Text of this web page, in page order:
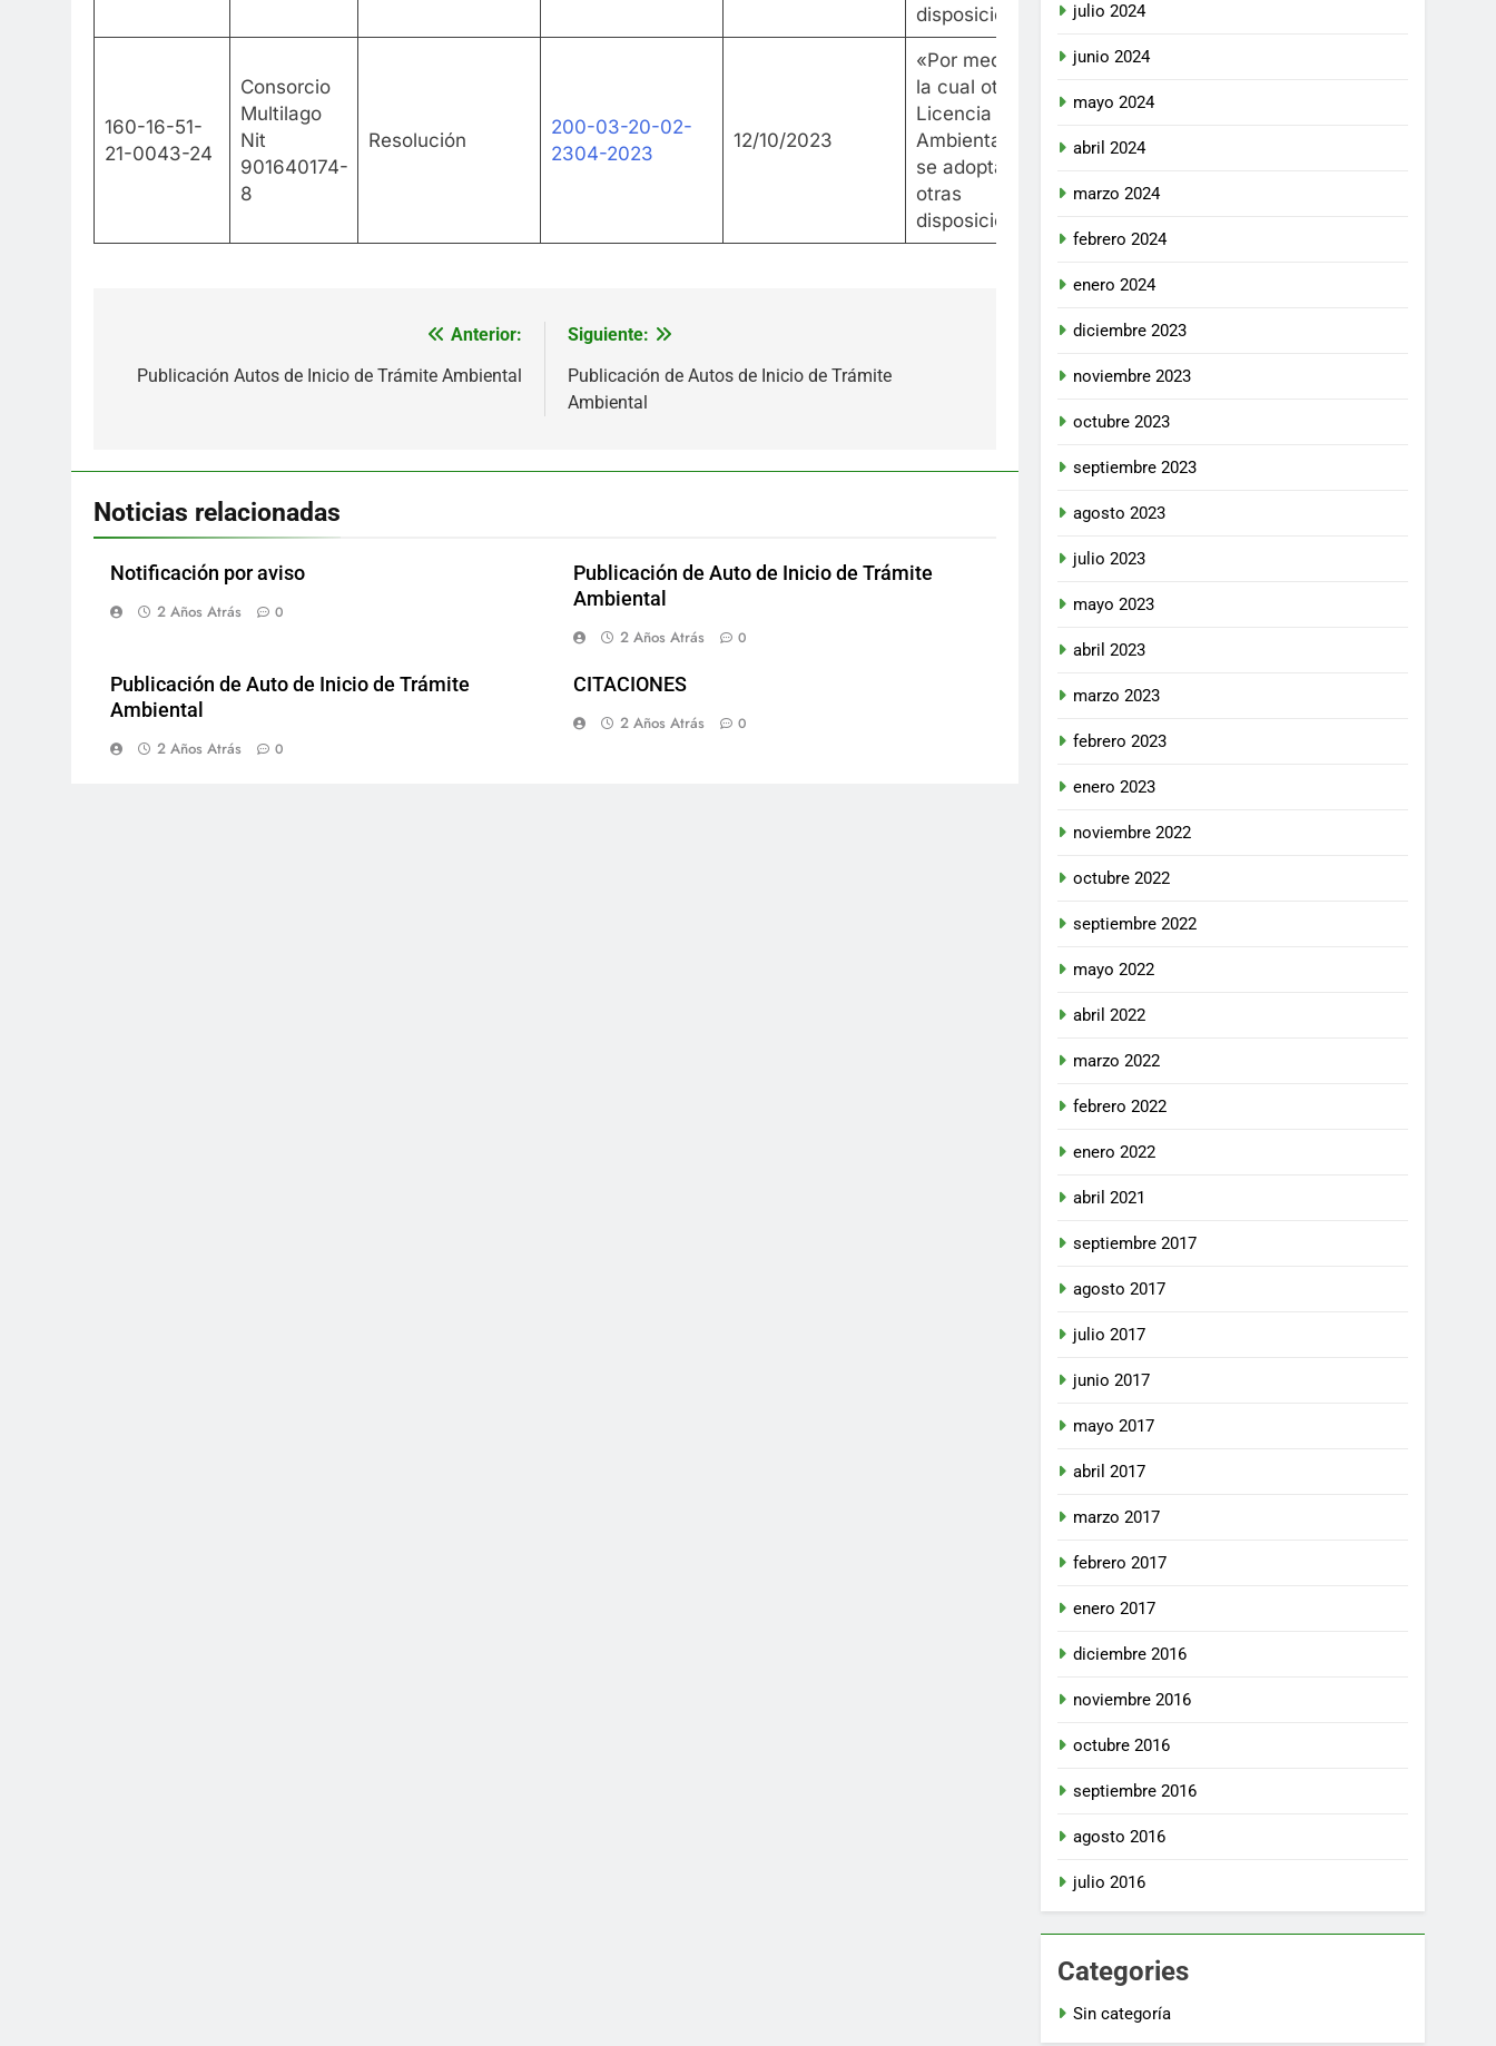
disposiciones»
160-16-51-
21-0043-24
Consorcio
Multilago
Nit
901640174-
8
Resolución
200-03-20-02-
2304-2023
12/10/2023
«Por medio de
la cual otorga
Licencia
Ambiental y,
se adoptan
otras
disposiciones»
Si
de
Anterior:
Publicación Autos de Inicio de Trámite Ambiental
Siguiente:
Publicación de Autos de Inicio de Trámite
Ambiental
Noticias relacionadas
Notificación por aviso
2 Años Atrás 0
Publicación de Auto de Inicio de Trámite
Ambiental
2 Años Atrás 0
Publicación de Auto de Inicio de Trámite
Ambiental
2 Años Atrás 0
CITACIONES
2 Años Atrás 0
julio 2024
junio 2024
mayo 2024
abril 2024
marzo 2024
febrero 2024
enero 2024
diciembre 2023
noviembre 2023
octubre 2023
septiembre 2023
agosto 2023
julio 2023
mayo 2023
abril 2023
marzo 2023
febrero 2023
enero 2023
noviembre 2022
octubre 2022
septiembre 2022
mayo 2022
abril 2022
marzo 2022
febrero 2022
enero 2022
abril 2021
septiembre 2017
agosto 2017
julio 2017
junio 2017
mayo 2017
abril 2017
marzo 2017
febrero 2017
enero 2017
diciembre 2016
noviembre 2016
octubre 2016
septiembre 2016
agosto 2016
julio 2016
Categories
Sin categoría